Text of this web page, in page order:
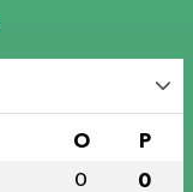
O P
0 0